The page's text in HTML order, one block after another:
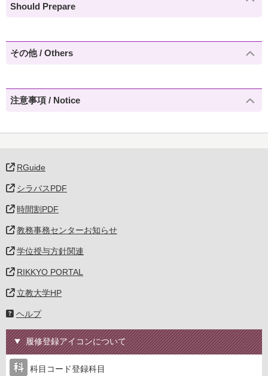
Should Prepare
その他 / Others
注意事項 / Notice
RGuide
シラバスPDF
時間割PDF
教務事務センターお知らせ
学位授与方針関連
RIKKYO PORTAL
立教大学HP
ヘルプ
履修登録アイコンについて
科目コード登録科目